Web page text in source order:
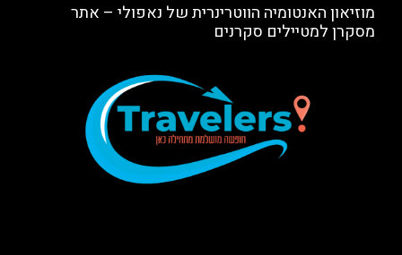
מוזיאון האנטומיה הווטרינרית של נאפולי – אתר
מסקרן למטיילים סקרנים